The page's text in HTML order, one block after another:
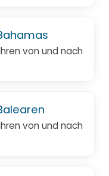
von und nach
von und nach